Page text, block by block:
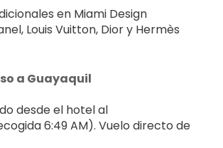
en Miami Design
Louis Vuitton, Dior y Hermès
a Guayaquil
desde el hotel al
6:49 AM). Vuelo directo de